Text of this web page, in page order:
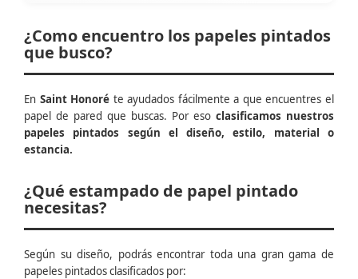
¿Como encuentro los papeles pintados
que busco?
En Saint Honoré te ayudados fácilmente a que encuentres el
papel de pared que buscas. Por eso clasificamos nuestros
papeles pintados según el diseño, estilo, material o
estancia.
¿Qué estampado de papel pintado
necesitas?
Según su diseño, podrás encontrar toda una gran gama de
papeles pintados clasificados por: